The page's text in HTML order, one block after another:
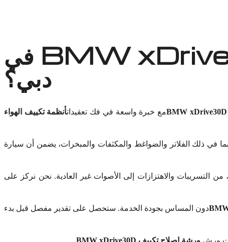
لماذا أوتو إكسبرت ورش لإصلاح تكييف BMW xDrive30D في
دبي؟
مع خبرة واسعة في فك تعقيداتأنظمة تكييف الهواء
في ذلك الفلاتر والضواغط والمكثفات والمبخرات، يضمن أن سيارة
التسريبات والاهتزازات إلى الأصوات غير العادية. نحن نركز على
دون المساس بجودة الخدمة. ستحصل على تقدير مفصل قبل بدء
ورش.ورشة إصلاح تكييف BMW xDrive30D .